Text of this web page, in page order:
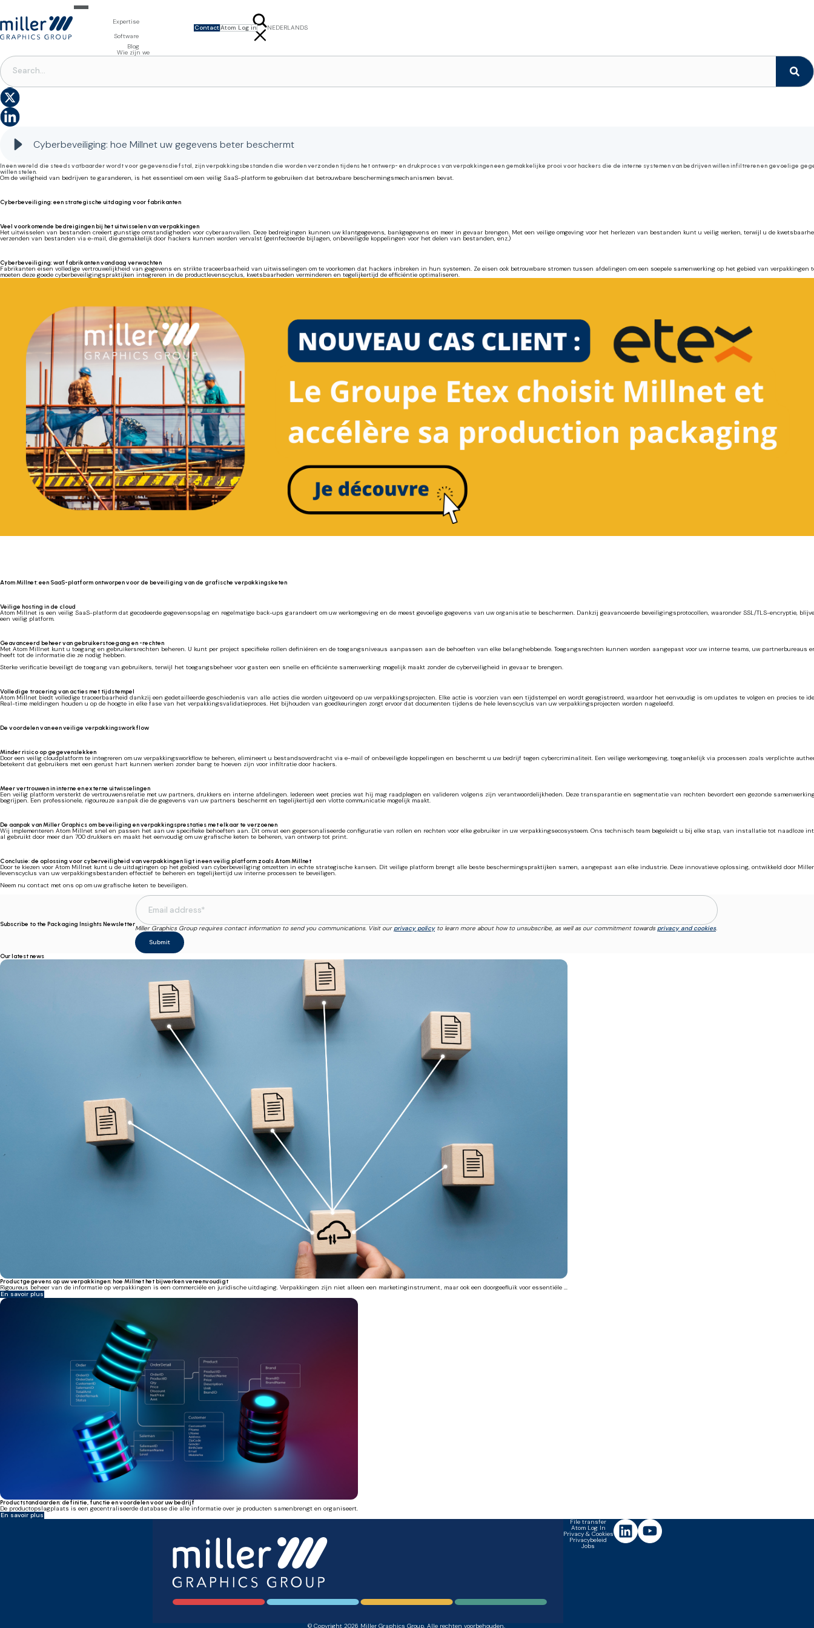
Expertise
Expertise voor merkeigenaars
3D Visualisaties
Prepress Diensten
Expertise voor drukkerijen
Software
Packaging Artwork Management - Millnet
Digital Asset Management - DAM
Product Information Management - PIM
Blog
Wie zijn we
ContactAtom Log in
NEDERLANDS
ENGLISH
FRANÇAIS
VERPAKKINGSSOFTWARE|VERPAKKINGSWORKFLOW|INHOUDSBEHEER VAN VERPAKKINGEN
Cyberbeveiliging: hoe Millnet uw gegevens beter beschermt
In een wereld die steeds vatbaarder wordt voor gegevensdiefstal, zijn verpakkingsbestanden die worden verzonden tijdens het ontwerp- en drukproces van verpakkingen een gemakkelijke prooi voor hackers die de interne systemen van bedrijven willen infiltreren en gevoelige
willen stelen.
Om de veiligheid van bedrijven te garanderen, is het essentieel om een veilig SaaS-platform te gebruiken dat betrouwbare beschermingsmechanismen bevat.
Cyberbeveiliging: een strategische uitdaging voor fabrikanten
Veel voorkomende bedreigingen bij het uitwisselen van verpakkingen
Het uitwisselen van bestanden creëert gunstige omstandigheden voor cyberaanvallen. Deze bedreigingen kunnen uw klantgegevens, bankgegevens en meer in gevaar brengen. Met een veilige omgeving voor het herlezen van bestanden kunt u veilig werken, terwijl u de
verzenden van bestanden via e-mail, die gemakkelijk door hackers kunnen worden vervalst (geïnfecteerde bijlagen, onbeveiligde koppelingen voor het delen van bestanden, enz.)
Cyberbeveiliging: wat fabrikanten vandaag verwachten
Fabrikanten eisen volledige vertrouwelijkheid van gegevens en strikte traceerbaarheid van uitwisselingen om te voorkomen dat hackers inbreken in hun systemen. Ze eisen ook betrouwbare stromen tussen afdelingen om een soepele samenwerking op het gebied van verpakkingen
moeten deze goede cyberbeveiligingspraktijken integreren in de productlevenscyclus, kwetsbaarheden verminderen en tegelijkertijd de efficiëntie optimaliseren.
Atom Millnet: een SaaS-platform ontworpen voor de beveiliging van de grafische verpakkingsketen
Veilige hosting in de cloud
Atom Millnet is een veilig SaaS-platform dat gecodeerde gegevensopslag en regelmatige back-ups garandeert om uw werkomgeving en de meest gevoelige gegevens van uw organisatie te beschermen. Dankzij geavanceerde beveiligingsprotocollen, waaronder SSL/TLS-encryptie,
een veilig platform.
Geavanceerd beheer van gebruikerstoegang en -rechten
Met Atom Millnet kunt u toegang en gebruikersrechten beheren. U kunt per project specifieke rollen definiëren en de toegangsniveaus aanpassen aan de behoeften van elke belanghebbende. Toegangsrechten kunnen worden aangepast voor uw interne teams, uw partnerbureaus
heeft tot de informatie die ze nodig hebben.
Sterke verificatie beveiligt de toegang van gebruikers, terwijl het toegangsbeheer voor gasten een snelle en efficiënte samenwerking mogelijk maakt zonder de cyberveiligheid in gevaar te brengen.
Volledige tracering van acties met tijdstempel
Atom Millnet biedt volledige traceerbaarheid dankzij een gedetailleerde geschiedenis van alle acties die worden uitgevoerd op uw verpakkingsprojecten. Elke actie is voorzien van een tijdstempel en wordt geregistreerd, waardoor het eenvoudig is om updates te volgen en precies te
Real-time meldingen houden u op de hoogte in elke fase van het verpakkingsvalidatieproces. Het bijhouden van goedkeuringen zorgt ervoor dat documenten tijdens de hele levenscyclus van uw verpakkingsprojecten worden nageleefd.
De voordelen van een veilige verpakkingsworkflow
Minder risico op gegevenslekken
Door een veilig cloudplatform te integreren om uw verpakkingsworkflow te beheren, elimineert u bestandsoverdracht via e-mail of onbeveiligde koppelingen en beschermt u uw bedrijf tegen cybercriminaliteit. Een veilige werkomgeving, toegankelijk via processen zoals verplichte
betekent dat gebruikers met een gerust hart kunnen werken zonder bang te hoeven zijn voor infiltratie door hackers.
Meer vertrouwen in interne en externe uitwisselingen
Een veilig platform versterkt de vertrouwensrelatie met uw partners, drukkers en interne afdelingen. Iedereen weet precies wat hij mag raadplegen en valideren volgens zijn verantwoordelijkheden. Deze transparantie en segmentatie van rechten bevordert een gezonde
begrijpen. Een professionele, rigoureuze aanpak die de gegevens van uw partners beschermt en tegelijkertijd een vlotte communicatie mogelijk maakt.
De aanpak van Miller Graphics om beveiliging en verpakkingsprestaties met elkaar te verzoenen
Wij implementeren Atom Millnet snel en passen het aan uw specifieke behoeften aan. Dit omvat een gepersonaliseerde configuratie van rollen en rechten voor elke gebruiker in uw verpakkingsecosysteem. Ons technisch team begeleidt u bij elke stap, van installatie tot naadloze
al gebruikt door meer dan 700 drukkers en maakt het eenvoudig om uw grafische keten te beheren, van ontwerp tot print.
Conclusie: de oplossing voor cyberveiligheid van verpakkingen ligt in een veilig platform zoals Atom Millnet
Door te kiezen voor Atom Millnet kunt u de uitdagingen op het gebied van cyberbeveiliging omzetten in echte strategische kansen. Dit veilige platform brengt alle beste beschermingspraktijken samen, aangepast aan elke industrie. Deze innovatieve oplossing, ontwikkeld door
levenscyclus van uw verpakkingsbestanden effectief te beheren en tegelijkertijd uw interne processen te beveiligen.
Neem nu contact met ons op om uw grafische keten te beveiligen.
Subscribe to the Packaging Insights Newsletter
Miller Graphics Group requires contact information to send you communications. Visit ourprivacy policyto learn more about how to unsubscribe, as well as our commitment towards privacy and cookies.
Our latest news
Productgegevens op uw verpakkingen: hoe Millnet het bijwerken vereenvoudigt
Rigoureus beheer van de informatie op verpakkingen is een commerciële en juridische uitdaging. Verpakkingen zijn niet alleen een marketinginstrument, maar ook een doorgeefluik voor essentiële ...
En savoir plus
Productstandaarden: definitie, functie en voordelen voor uw bedrijf
De productopslagplaats is een gecentraliseerde database die alle informatie over je producten samenbrengt en organiseert.
En savoir plus
File transfer
Atom Log In
Privacy & Cookies
Privacybeleid
Jobs
© Copyright 2026 Miller Graphics Group. Alle rechten voorbehouden.